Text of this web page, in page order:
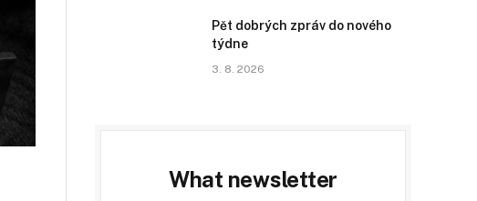
Pět dobrých zpráv do nového
týdne
3. 8. 2026
What newsletter